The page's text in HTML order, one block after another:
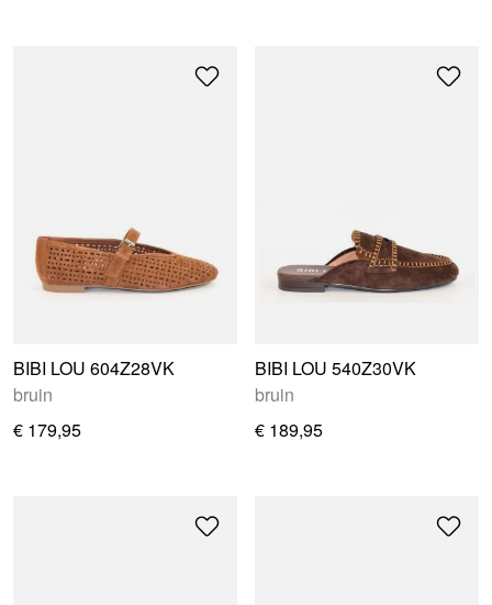
BIBI LOU 604Z28VK
bruin
€ 179,95
BIBI LOU 540Z30VK
bruin
€ 189,95